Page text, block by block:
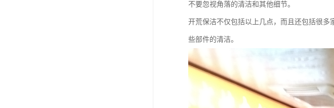
不要忽视角落的清洁和其他细节。
开荒保洁不仅包括以上几点，而且还包括很
些部件的清洁。